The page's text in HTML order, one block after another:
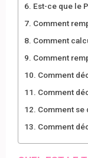
Est-ce que le
Comment
Comment
Comment
Comment
Comment
Comment se
Comment